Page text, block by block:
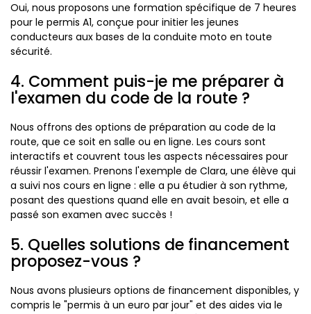
Oui, nous proposons une formation spécifique de 7 heures
pour le permis A1, conçue pour initier les jeunes
conducteurs aux bases de la conduite moto en toute
sécurité.
4. Comment puis-je me préparer à
l'examen du code de la route ?
Nous offrons des options de préparation au code de la
route, que ce soit en salle ou en ligne. Les cours sont
interactifs et couvrent tous les aspects nécessaires pour
réussir l'examen. Prenons l'exemple de Clara, une élève qui
a suivi nos cours en ligne : elle a pu étudier à son rythme,
posant des questions quand elle en avait besoin, et elle a
passé son examen avec succès !
5. Quelles solutions de financement
proposez-vous ?
Nous avons plusieurs options de financement disponibles, y
compris le "permis à un euro par jour" et des aides via le